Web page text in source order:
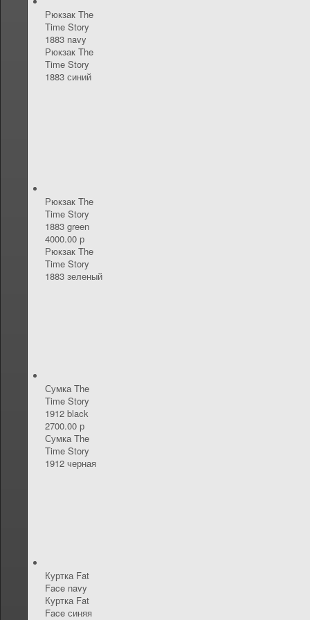
Рюкзак The
Time Story
1883 navy
Рюкзак The
Time Story
1883 синий
Рюкзак The
Time Story
1883 green
4000.00 р
Рюкзак The
Time Story
1883 зеленый
Сумка The
Time Story
1912 black
2700.00 р
Сумка The
Time Story
1912 черная
Куртка Fat
Face navy
Куртка Fat
Face синяя